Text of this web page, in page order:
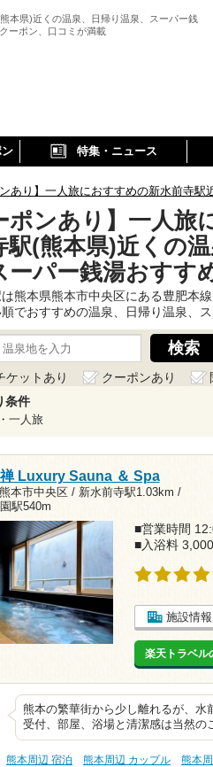
本県)近くの温泉、日帰り温泉、スーパー銭
ーポン、口コミが満載
特集・ニュース
ンあり】一人旅におすすめの新水前寺
ポンあり】一人旅
駅(熊本県)近くの
ーパー銭湯おすす
熊本県熊本市中央区にある豊肥本
でおすすめの温泉、日帰り温泉、
ケットあり クーポンあり
条件
一人旅
Luxury Sauna ＆ Spa
本市中央区 / 新水前寺駅1.03km /
駅540m
■営業時間
■入浴料
施設情
楽天トラベル
熊本の繁華街から少し離れるが、水
受付、部屋、浴場と清潔感は当然
熊本周辺 宿泊 熊本周辺 カップル 熊本